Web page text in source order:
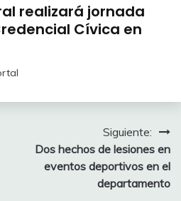
realizará jornada
Cívica en
Siguiente:
Dos hechos de lesiones en
eventos deportivos en el
departamento